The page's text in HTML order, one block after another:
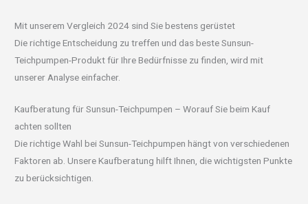
Mit unserem Vergleich 2024 sind Sie bestens gerüstet
Die richtige Entscheidung zu treffen und das beste Sunsun-
Teichpumpen-Produkt für Ihre Bedürfnisse zu finden, wird mit
unserer Analyse einfacher.
Kaufberatung für Sunsun-Teichpumpen – Worauf Sie beim Kauf
achten sollten
Die richtige Wahl bei Sunsun-Teichpumpen hängt von verschiedenen
Faktoren ab. Unsere Kaufberatung hilft Ihnen, die wichtigsten Punkte
zu berücksichtigen.